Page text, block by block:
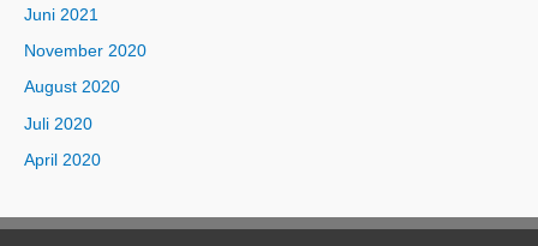
Juni 2021
November 2020
August 2020
Juli 2020
April 2020